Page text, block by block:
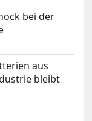
bei der
aus
bleibt